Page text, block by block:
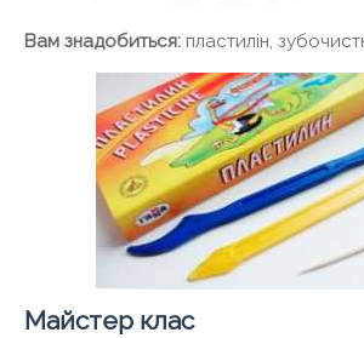
Вам знадобиться: пластилін,
Майстер клас